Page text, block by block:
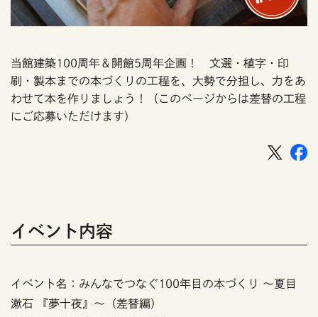
当館建築100周年＆開館5周年企画！ 文選・植字・印
刷・製本までの本づくりの工程を、大勢で分担し、力をあ
わせて本を作りましょう！（このページからは差替の工程
にご応募いただけます）
イベント内容
イベント名：みんなでつなぐ100年目の本づくり ～夏目
漱石 『夢十夜』～（差替編）